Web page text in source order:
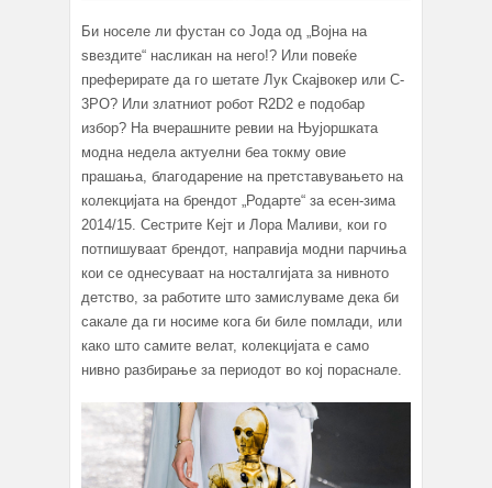
Би носеле ли фустан со Јода од „Војна на
ѕвездите“ насликан на него!? Или повеќе
преферирате да го шетате Лук Скајвокер или C-
3PO? Или златниот робот R2D2 е подобар
избор? На вчерашните ревии на Њујоршката
модна недела актуелни беа токму овие
прашања, благодарение на претставувањето на
колекцијата на брендот „Родарте“ за есен-зима
2014/15. Сестрите Кејт и Лора Маливи, кои го
потпишуваат брендот, направија модни парчиња
кои се однесуваат на носталгијата за нивното
детство, за работите што замислуваме дека би
сакале да ги носиме кога би биле помлади, или
како што самите велат, колекцијата е само
нивно разбирање за периодот во кој пораснале.